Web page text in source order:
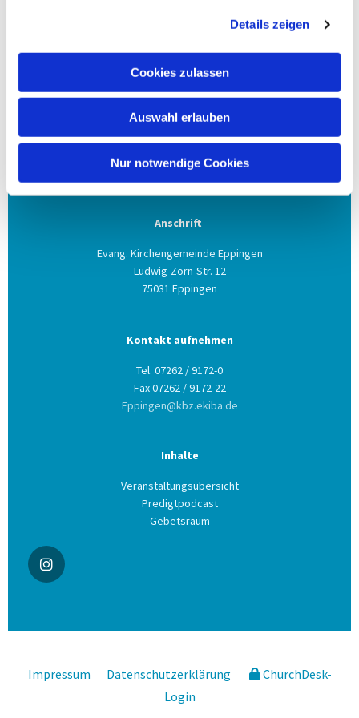
Details zeigen
Cookies zulassen
Auswahl erlauben
Nur notwendige Cookies
Kirchenmusikangeboten wenden Sie sich gerne an
Anschrift
Evang. Kirchengemeinde Eppingen
Ludwig-Zorn-Str. 12
75031 Eppingen
Kontakt aufnehmen
Tel. 07262 / 9172-0
Fax 07262 / 9172-22
Eppingen@kbz.ekiba.de
Inhalte
Veranstaltungsübersicht
Predigtpodcast
Gebetsraum
Impressum Datenschutzerklärung
ChurchDesk-
Login